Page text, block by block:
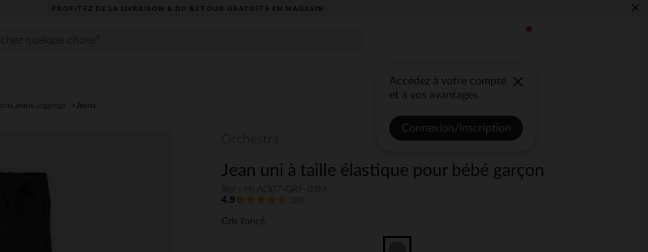
PROFITEZ DE LA LIVRAISON & DU RETOUR GRATUITS EN MAGASIN​ ×
Accédez à votre compte
et à vos avantages
Connexion/Inscription
Jeans
Jean uni à taille élastique pour bébé garçon
4.9
Gris foncé